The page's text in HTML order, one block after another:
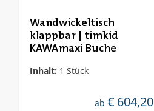
Wandwickeltisch
klappbar | timkid
KAWAmaxi Buche
Inhalt: 1 Stück
regulärer preis:
ab € 604,20